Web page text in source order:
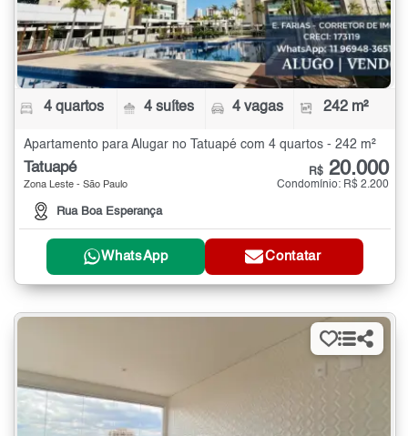
4 quartos 4 suítes 4 vagas 242 m²
Apartamento para Alugar no Tatuapé com 4 quartos - 242 m²
Tatuapé
Zona Leste - São Paulo
Rua Boa Esperança
R$ 20.000
Condomínio: R$ 2.200
WhatsApp Contatar